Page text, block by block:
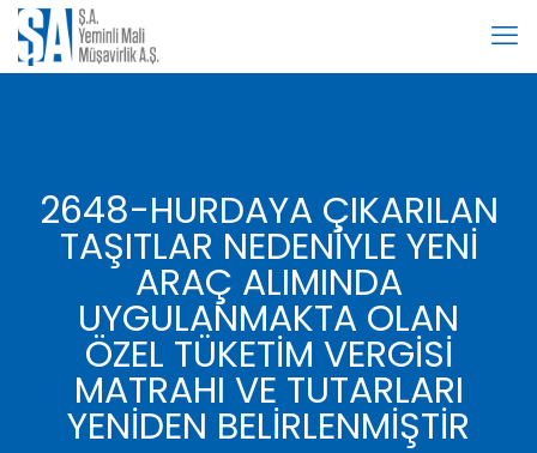
2648-HURDAYA ÇIKARILAN
TAŞITLAR NEDENİYLE YENİ
ARAÇ ALIMINDA
UYGULANMAKTA OLAN
ÖZEL TÜKETİM VERGİSİ
MATRAHI VE TUTARLARI
YENİDEN BELİRLENMİŞTİR